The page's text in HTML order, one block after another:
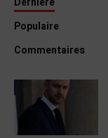
Populaire
Commentaires